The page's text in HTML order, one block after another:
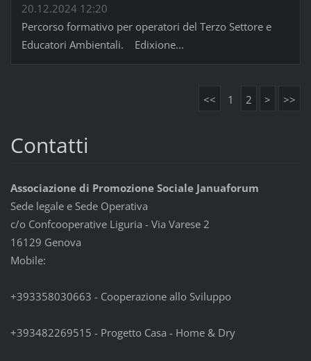
20.12.2024 12:20
Percorso formativo per operatori del Terzo Settore e
Educatori Ambientali. Edixione...
<< 1 2 > >>
Contatti
Associazione di Promozione Sociale Januaforum
Sede legale e Sede Operativa
c/o Confcooperative Liguria - Via Varese 2
16129 Genova
Mobile:
+393358030663 - Cooperazione allo Sviluppo
+393482269515 - Progetto Casa - Home & Dry